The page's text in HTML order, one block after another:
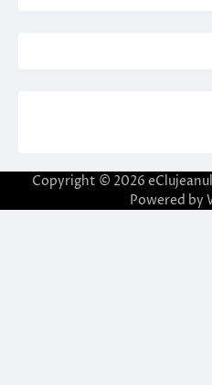
Copyright © 2026 eClujeanul
Powered by